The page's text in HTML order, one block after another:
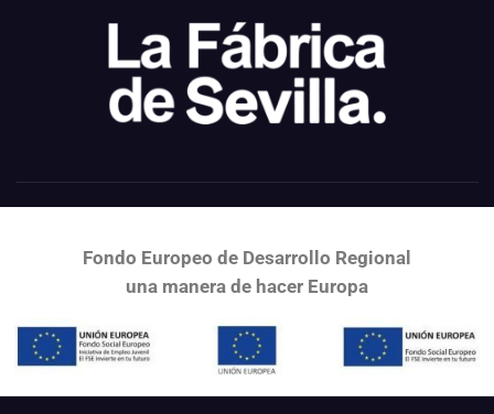
Fondo Europeo de Desarrollo Regional
una manera de hacer Europa